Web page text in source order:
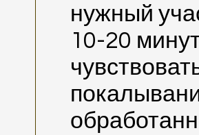
нужный
10-20